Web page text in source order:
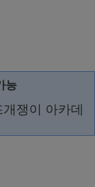
능
쟁이 아카데